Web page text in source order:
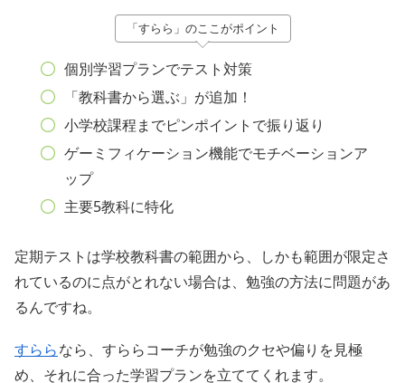
「すらら」のここがポイント
個別学習プランでテスト対策
「教科書から選ぶ」が追加！
小学校課程までピンポイントで振り返り
ゲーミフィケーション機能でモチベーションア
ップ
主要5教科に特化
定期テストは学校教科書の範囲から、しかも範囲が限定さ
れているのに点がとれない場合は、勉強の方法に問題があ
るんですね。
すららなら、すららコーチが勉強のクセや偏りを見極
め、それに合った学習プランを立ててくれます。